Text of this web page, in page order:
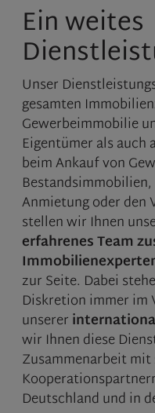
Ein weites
Unser
gesamten
Gewerbeimmobilie
Eigentümer als auch
beim Ankauf von
Anmietung oder den
stellen wir Ihnen
erfahrenes Team
zur Seite. Dabei
Diskretion immer im
unserer
wir Ihnen diese
Zusammenarbeit
Deutschland und in